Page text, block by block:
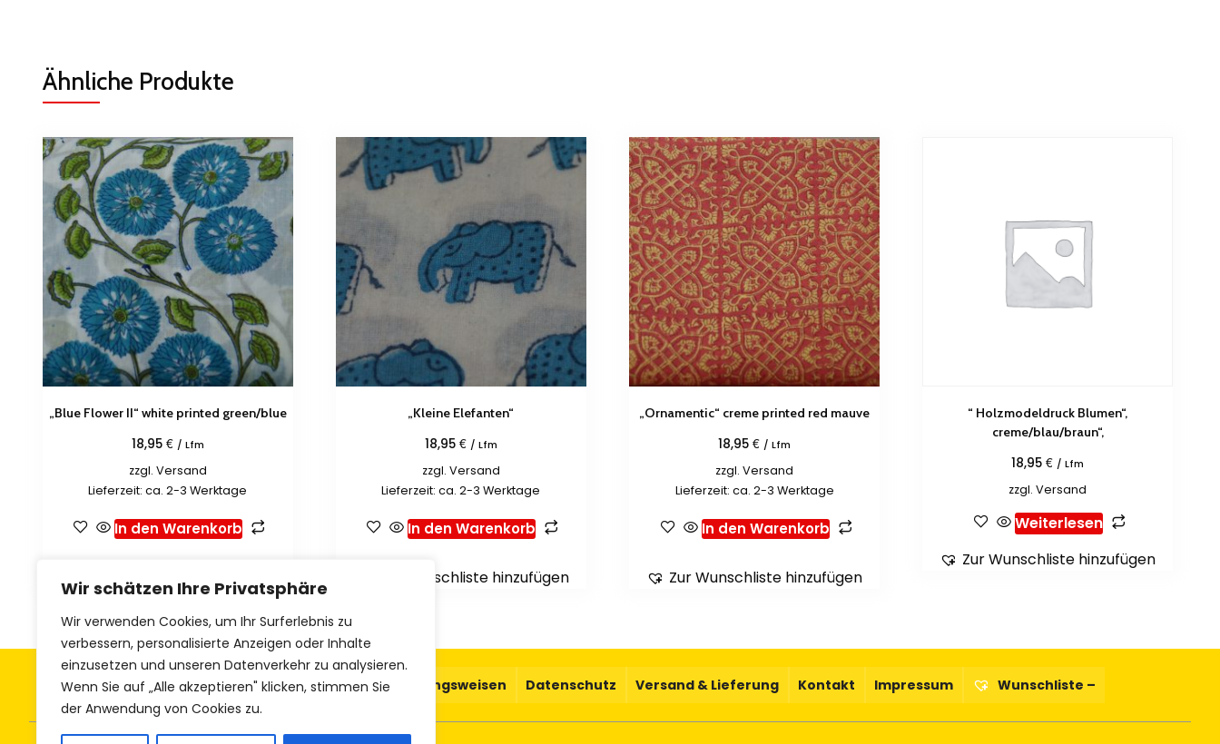
Wir schätzen Ihre Privatsphäre
Wir verwenden Cookies, um Ihr Surferlebnis zu
verbessern, personalisierte Anzeigen oder Inhalte
einzusetzen und unseren Datenverkehr zu analysieren.
Wenn Sie auf „Alle akzeptieren" klicken, stimmen Sie
der Anwendung von Cookies zu.
Ähnliche Produkte
„Blue Flower II“ white printed green/blue
18,95 € / Lfm
zzgl. Versand
Lieferzeit: ca. 2-3 Werktage
In den Warenkorb
Zur Wunschliste hinzufügen
„Kleine Elefanten“
18,95 € / Lfm
zzgl. Versand
Lieferzeit: ca. 2-3 Werktage
In den Warenkorb
Zur Wunschliste hinzufügen
„Ornamentic“ creme printed red mauve
18,95€ / Lfm
zzgl.Versand
Lieferzeit: ca. 2-3 Werktage
In den Warenkorb
Zur Wunschliste hinzufügen
“ Holzmodeldruck Blumen“,
creme/blau/braun“,
18,95€ / Lfm
zzgl.Versand
Weiterlesen
Zur Wunschliste hinzufügen
Allgemeine Geschäftsbedingungen Zahlungsweisen Datenschutz Versand & Lieferung Kontakt Impressum Wunschliste –